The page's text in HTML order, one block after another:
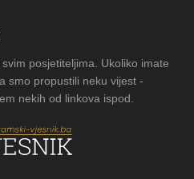
posjetiteljima. Ukoliko imate
smo propustili neku vijest -
nekih od linkova ispod.